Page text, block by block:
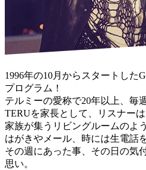
1996年の10月からスタートした
プログラム！
テルミーの愛称で20年以上、毎
TERUを家長として、リスナーは
家族が集うリビングルームのよ
はがきやメール、時には生電話
その週にあった事、その日の気
思い。